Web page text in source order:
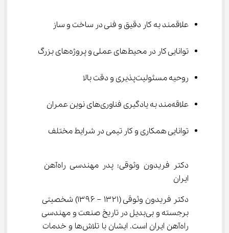
علاقمند به کار دقیق و فنی در ساخت و ساز
توانایی کار در محیط‌های عملی و پروژه‌های بزرگ
روحیه مسئولیت‌پذیری و دقت بالا
علاقه‌مند به یادگیری فناوری‌های نوین عمران
توانایی همکاری و کار تیمی در شرایط مختلف
دکتر فریدون وثوقی: پدر مهندسی راه‌آهن
ایران
دکتر فریدون وثوقی (۱۳۲۱ – ۱۳۹۶) شخصیتی
برجسته و بی‌بدیل در تاریخ صنعت و مهندسی
راه‌آهن ایران است. ایشان با تلاش‌ها و خدمات